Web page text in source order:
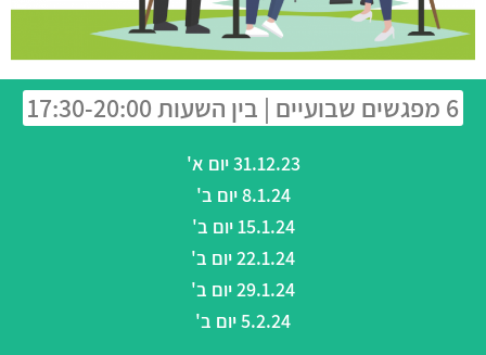
6 מפגשים שבועיים | בין השעות 17:30-20:00
31.12.23 יום א'
8.1.24 יום ב'
15.1.24 יום ב'
22.1.24 יום ב'
29.1.24 יום ב'
5.2.24 יום ב'